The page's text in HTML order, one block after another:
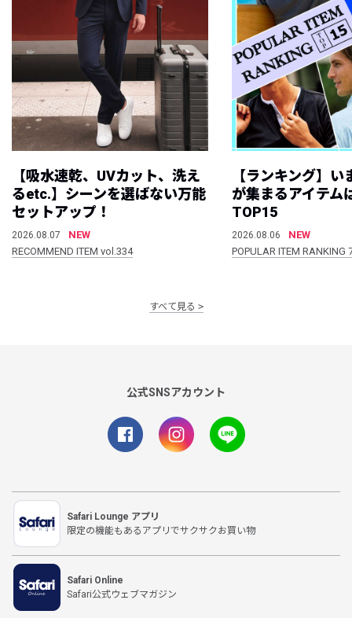
【吸水速乾、UVカット、洗え
るetc.】シーンを選ばない万能
セットアップ！
2026.08.07
NEW
RECOMMEND ITEM vol.334
【ランキング】
が集まるアイテム
TOP15
2026.08.06
NEW
POPULAR ITEM
すべて見る
公式SNSアカウント
Safari Lounge アプリ
限定の機能もあるアプリでサクサクお買い物
Safari Online
Safari公式ウェブマガジン